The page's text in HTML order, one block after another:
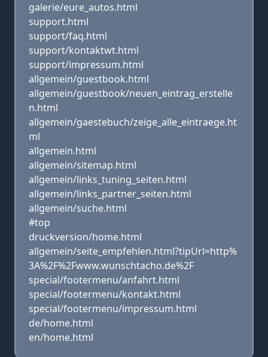
galerie/eure_autos.html
support.html
support/faq.html
support/kontaktwt.html
support/impressum.html
allgemein/guestbook.html
allgemein/guestbook/neuen_eintrag_erstelle
n.html
allgemein/gaestebuch/zeige_alle_eintraege.ht
ml
allgemein.html
allgemein/sitemap.html
allgemein/links_tuning_seiten.html
allgemein/links_partner_seiten.html
allgemein/suche.html
#top
druckversion/home.html
allgemein/seite_empfehlen.html?tipUrl=http%
3A%2F%2Fwww.wunschtacho.de%2F
special/footermenu/anfahrt.html
special/footermenu/kontakt.html
special/footermenu/impressum.html
de/home.html
en/home.html